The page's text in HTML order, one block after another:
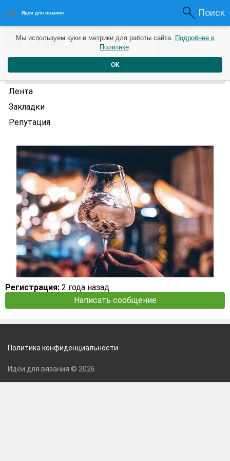
Идеи для вязания Поиск
Maksa1 год назад 0 0
Профиль
Лента
Закладки
Репутация
Регистрация: 2 года назад
Написать сообщение
Мы используем куки и метрики для работы сайта. Подробнее в
Политике.
ОК
Политика конфиденциальности
Идеи для вязания © 2026